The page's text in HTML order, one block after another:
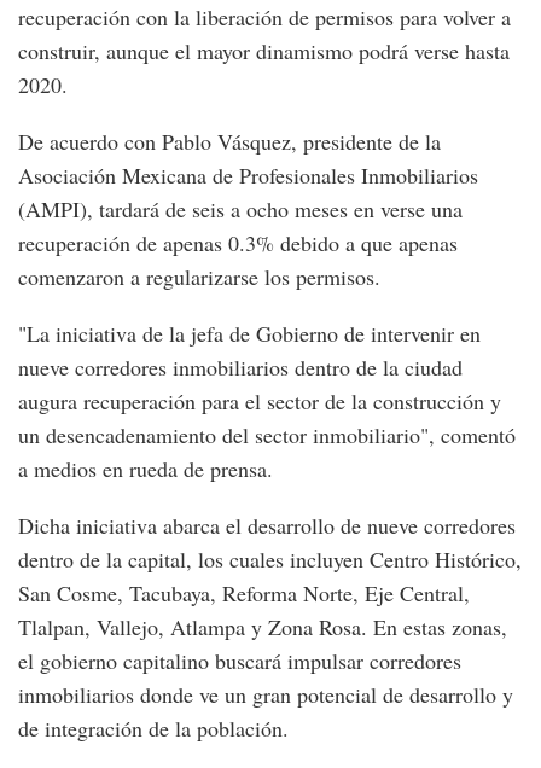
recuperación con la liberación de permisos para volver a
construir, aunque el mayor dinamismo podrá verse hasta
2020.
De acuerdo con Pablo Vásquez, presidente de la
Asociación Mexicana de Profesionales Inmobiliarios
(AMPI), tardará de seis a ocho meses en verse una
recuperación de apenas 0.3% debido a que apenas
comenzaron a regularizarse los permisos.
"La iniciativa de la jefa de Gobierno de intervenir en
nueve corredores inmobiliarios dentro de la ciudad
augura recuperación para el sector de la construcción y
un desencadenamiento del sector inmobiliario", comentó
a medios en rueda de prensa.
Dicha iniciativa abarca el desarrollo de nueve corredores
dentro de la capital, los cuales incluyen Centro Histórico,
San Cosme, Tacubaya, Reforma Norte, Eje Central,
Tlalpan, Vallejo, Atlampa y Zona Rosa. En estas zonas,
el gobierno capitalino buscará impulsar corredores
inmobiliarios donde ve un gran potencial de desarrollo y
de integración de la población.